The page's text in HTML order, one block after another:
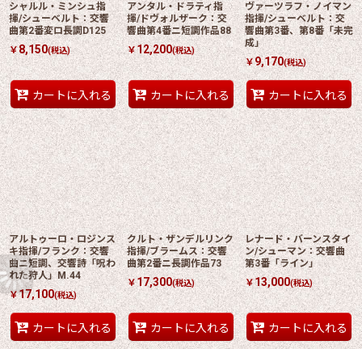
シャルル・ミンシュ指
揮/シューベルト：交響
曲第2番変ロ長調D125
￥8,150(税込)
カートに入れる
アンタル・ドラティ指
揮/ドヴォルザーク：交
響曲第4番ニ短調作品88
￥12,200(税込)
カートに入れる
ヴァーツラフ・ノイマン
指揮/シューベルト：交
響曲第3番、第8番「未完
成」
￥ 9,170(税込)
カートに入れる
アルトゥーロ・ロジンス
キ指揮/フランク：交響
曲ニ短調、交響詩「呪わ
れた狩人」M.44
￥17,100(税込)
カートに入れる
クルト・ザンデルリンク
指揮/ブラームス：交響
曲第2番ニ長調作品73
￥17,300(税込)
カートに入れる
レナード・バーンスタイ
ン/シューマン：交響曲
第3番「ライン」
￥13,000(税込)
カートに入れる